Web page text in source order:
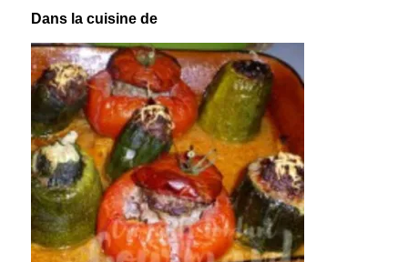
Dans la cuisine de